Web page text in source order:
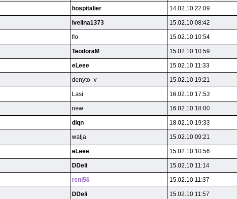
hospitalier 14.02.10 22:09
ivelina1373 15.02.10 08:42
flo 15.02.10 10:54
TeodoraM 15.02.10 10:59
eLeee 15.02.10 11:33
denyto_v 15.02.10 19:21
Lasi 16.02.10 17:53
new 16.02.10 18:00
diqn 18.02.10 19:33
walja 15.02.10 09:21
eLeee 15.02.10 10:56
DDeli 15.02.10 11:14
reni56 15.02.10 11:37
DDeli 15.02.10 11:57